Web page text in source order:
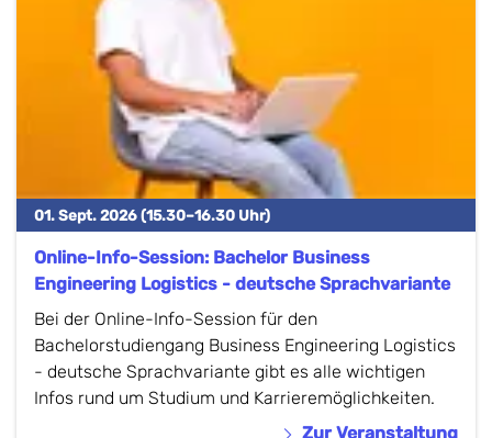
01. Sept. 2026 (15.30–16.30 Uhr)
Online-Info-Session: Bachelor Business
Engineering Logistics - deutsche Sprachvariante
Bei der Online-Info-Session für den
Bachelorstudiengang Business Engineering Logistics
- deutsche Sprachvariante gibt es alle wichtigen
Infos rund um Studium und Karrieremöglichkeiten.
Zur Veranstaltung